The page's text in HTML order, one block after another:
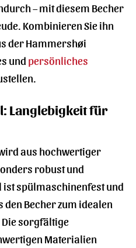
– mit diesem Becher
Kombinieren Sie ihn
der Hammershøi
und persönliches
Langlebigkeit für
aus hochwertiger
robust und
spülmaschinenfest und
Becher zum idealen
sorgfältige
Materialien